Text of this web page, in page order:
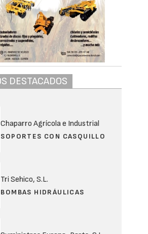
DESTACADOS
Chaparro Agrícola e Industrial
SOPORTES CON CASQUILLO
Tri Sehico, S.L.
BOMBAS HIDRÁULICAS